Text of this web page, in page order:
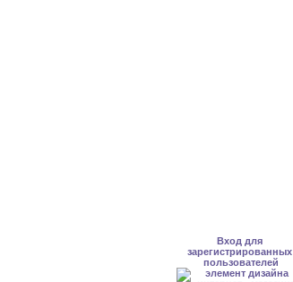
Вход для
зарегистрированных
пользователей